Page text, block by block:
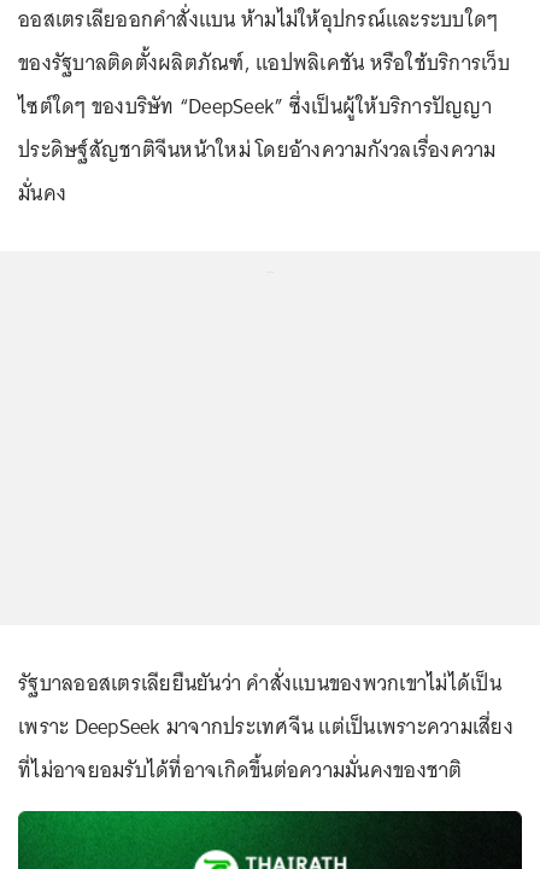
ออสเตรเลียออกคำสั่งแบน ห้ามไม่ให้อุปกรณ์และระบบใดๆ
ของรัฐบาลติดตั้งผลิตภัณฑ์, แอปพลิเคชัน หรือใช้บริการเว็บ
ไซต์ใดๆ ของบริษัท “DeepSeek” ซึ่งเป็นผู้ให้บริการปัญญา
ประดิษฐ์สัญชาติจีนหน้าใหม่ โดยอ้างความกังวลเรื่องความ
มั่นคง
รัฐบาลออสเตรเลียยืนยันว่า คำสั่งแบนของพวกเขาไม่ได้เป็น
เพราะ DeepSeek มาจากประเทศจีน แต่เป็นเพราะความเสี่ยง
ที่ไม่อาจยอมรับได้ที่อาจเกิดขึ้นต่อความมั่นคงของชาติ